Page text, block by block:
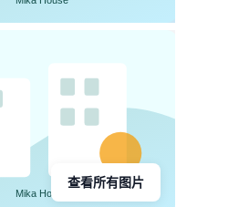
查看所有图片